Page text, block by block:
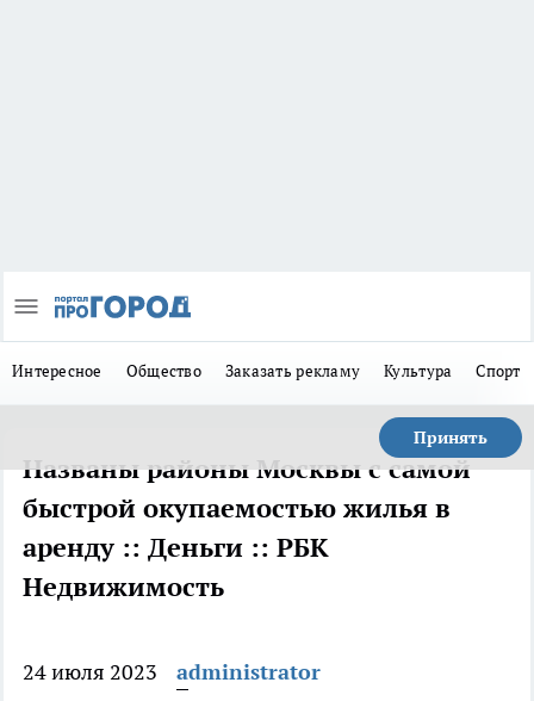
Интересное Общество Заказать рекламу Культура Спорт
Принять
Названы районы Москвы с самой
быстрой окупаемостью жилья в
аренду :: Деньги :: РБК
Недвижимость
24 июля 2023 administrator